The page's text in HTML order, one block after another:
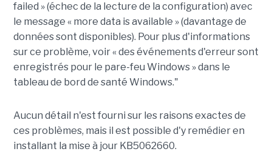
failed » (échec de la lecture de la configuration) avec
le message « more data is available » (davantage de
données sont disponibles). Pour plus d'informations
sur ce problème, voir « des événements d'erreur sont
enregistrés pour le pare-feu Windows » dans le
tableau de bord de santé Windows."
Aucun détail n'est fourni sur les raisons exactes de
ces problèmes, mais il est possible d'y remédier en
installant la mise à jour KB5062660.